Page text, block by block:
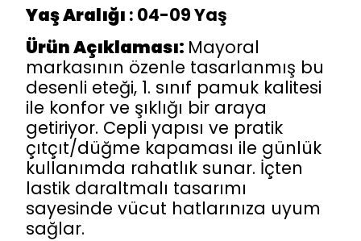
Yaş Aralığı : 04-09 Yaş
Ürün Açıklaması: Mayoral
markasının özenle tasarlanmış bu
desenli eteği, 1. sınıf pamuk kalitesi
ile konfor ve şıklığı bir araya
getiriyor. Cepli yapısı ve pratik
çıtçıt/düğme kapaması ile günlük
kullanımda rahatlık sunar. İçten
lastik daraltmalı tasarımı
sayesinde vücut hatlarınıza uyum
sağlar.